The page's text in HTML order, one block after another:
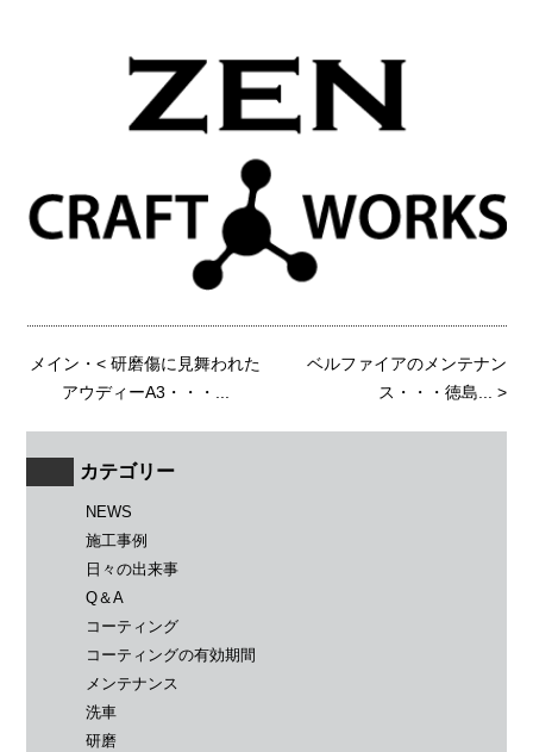
メイン ・< 研磨傷に見舞われた
アウディーA3・・・...
ベルファイアのメンテナン
ス・・・徳島...
>
カテゴリー
NEWS
施工事例
日々の出来事
Q＆A
コーティング
コーティングの有効期間
メンテナンス
洗車
研磨